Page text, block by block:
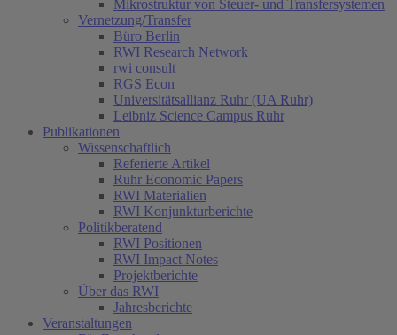
Mikrostruktur von Steuer- und Transfersystemen
Vernetzung/Transfer
Büro Berlin
RWI Research Network
rwi consult
RGS Econ
Universitätsallianz Ruhr (UA Ruhr)
Leibniz Science Campus Ruhr
Publikationen
Wissenschaftlich
Referierte Artikel
Ruhr Economic Papers
RWI Materialien
RWI Konjunkturberichte
Politikberatend
RWI Positionen
RWI Impact Notes
Projektberichte
Über das RWI
Jahresberichte
Veranstaltungen